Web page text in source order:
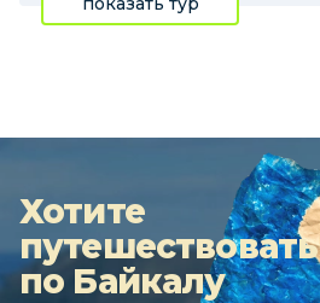
Хотите
путешествовать
по Байкалу